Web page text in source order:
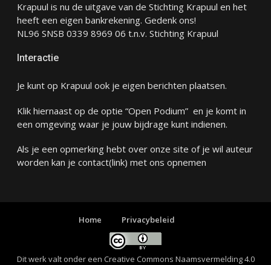
Krapuul is nu de uitgave van de Stichting Krapuul en het
heeft een eigen bankrekening. Gedenk ons!
NL96 SNSB 0339 8969 06 t.n.v. Stichting Krapuul
Interactie
Je kunt op Krapuul ook je eigen berichten plaatsen.
Klik hiernaast op de optie “Open Podium” en je komt in
een omgeving waar je jouw bijdrage kunt indienen.
Als je een opmerking hebt over onze site of je wil auteur
worden kan je contact(link) met ons opnemen
Home Privacybeleid
Dit werk valt onder een Creative Commons Naamsvermelding 4.0